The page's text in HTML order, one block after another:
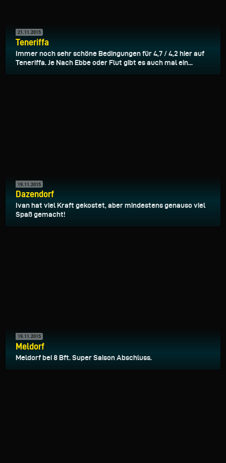
21.11.2015
Teneriffa
Immer noch sehr schöne Bedingungen für 4,7 / 4,2 hier auf
Teneriffa. Je Nach Ebbe oder Flut gibt es auch mal ein...
19.11.2015
Dazendorf
Ivan hat viel Kraft gekostet, aber mindestens genauso viel
Spaß gemacht!
19.11.2015
Meldorf
Meldorf bei 8 Bft. Super Saison Abschluss.